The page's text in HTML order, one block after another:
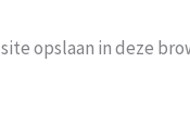
opslaan in deze